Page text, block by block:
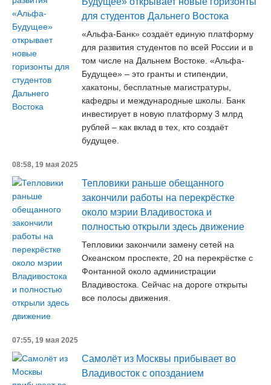
для студентов Дальнего Востока
«Альфа-Банк» создаёт единую платформу
для развития студентов по всей России и в
том числе на Дальнем Востоке. «Альфа-
Будущее» – это гранты и стипендии,
хакатоны, бесплатные магистратуры,
кафедры и международные школы. Банк
инвестирует в новую платформу 3 млрд
рублей – как вклад в тех, кто создаëт
будущее.
08:58, 19 мая 2025
Тепловики раньше обещанного
закончили работы на перекрёстке
около мэрии Владивостока и
полностью открыли здесь движение
Тепловики закончили замену сетей на
Океанском проспекте, 20 на перекрёстке с
Фонтанной около администрации
Владивостока. Сейчас на дороге открыты
все полосы движения.
07:55, 19 мая 2025
Самолёт из Москвы прибывает во
Владивосток с опозданием